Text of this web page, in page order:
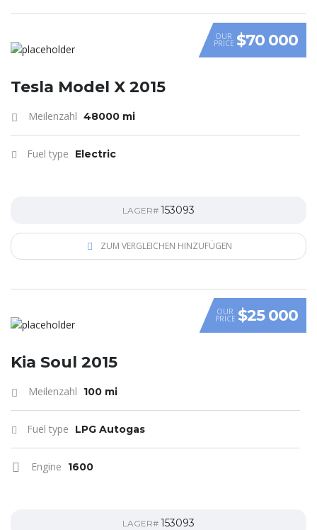
OUR
PRICE $70 000
Tesla Model X 2015
Meilenzahl 48000 mi
Fuel type Electric
LAGER# 153093
ZUM VERGLEICHEN HINZUFÜGEN
VIDEO
OUR
PRICE $25 000
Kia Soul 2015
Meilenzahl 100 mi
Fuel type LPG Autogas
Engine 1600
LAGER# 153093